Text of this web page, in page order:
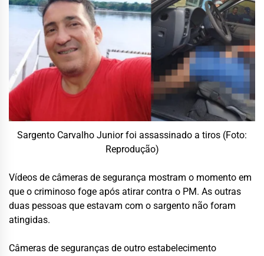
Sargento Carvalho Junior foi assassinado a tiros (Foto:
Reprodução)
Vídeos de câmeras de segurança mostram o momento em
que o criminoso foge após atirar contra o PM. As outras
duas pessoas que estavam com o sargento não foram
atingidas.
Câmeras de seguranças de outro estabelecimento